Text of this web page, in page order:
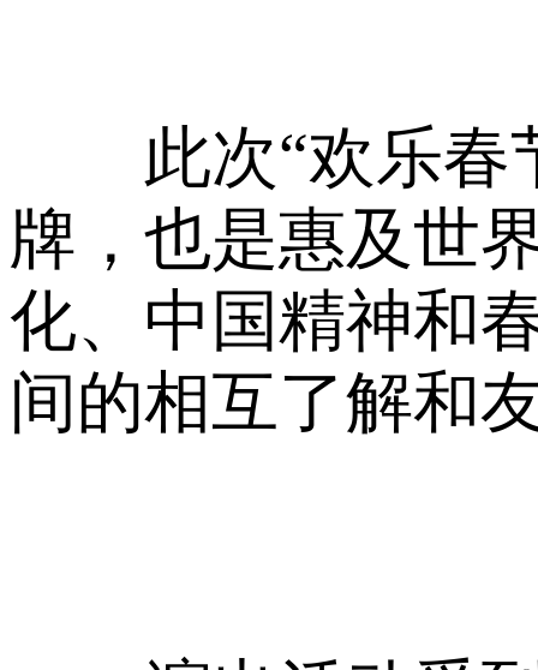
此次“欢乐春节
牌，也是惠及世
化、中国精神和
间的相互了解和